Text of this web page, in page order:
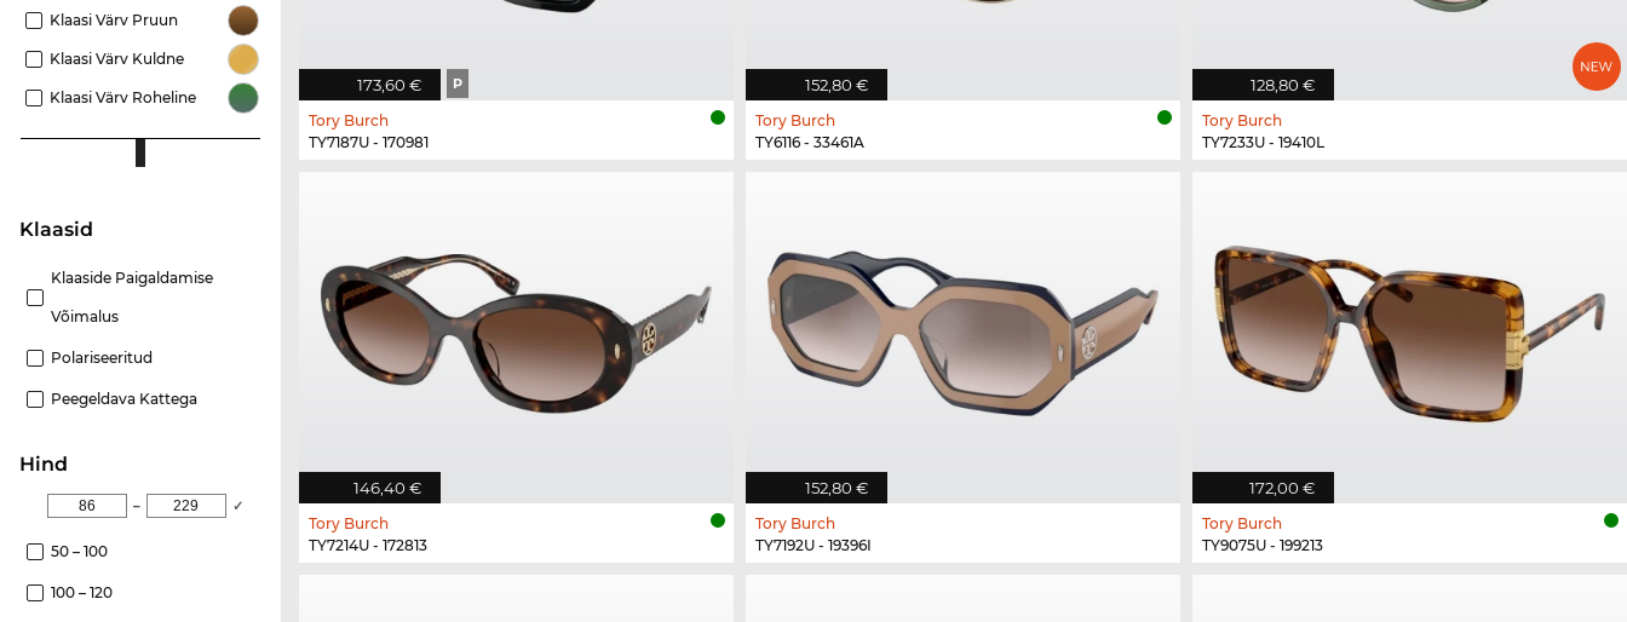
Klaasi Värv Pruun
Klaasi Värv Kuldne
Klaasi Värv Roheline
Klaasid
Klaaside Paigaldamise
Võimalus
Polariseeritud
Peegeldava Kattega
Hind
– ✓
50 – 100
100 – 120
173,60 € P
Tory Burch
TY7187U - 170981
152,80 €
Tory Burch
TY6116 - 33461A
128,80 €
Tory Burch
TY7233U - 19410L
146,40 €
Tory Burch
TY7214U - 172813
152,80 €
Tory Burch
TY7192U - 19396I
172,00 €
Tory Burch
TY9075U - 199213